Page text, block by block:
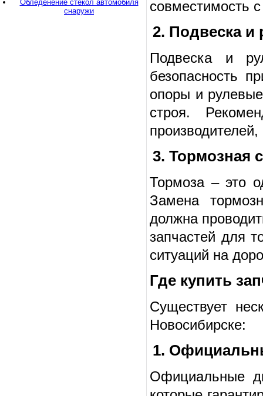
совместимость
2. Подвеска и
Подвеска и
безопасность
опоры и
строя.
3. Тормозная
Тормоза – это
Замена
должна
запчастей для
ситуаций на
Где купить
Существует
Новосибирске:
1.
Официальные
Обледенение стекол автомобиля
снаружи